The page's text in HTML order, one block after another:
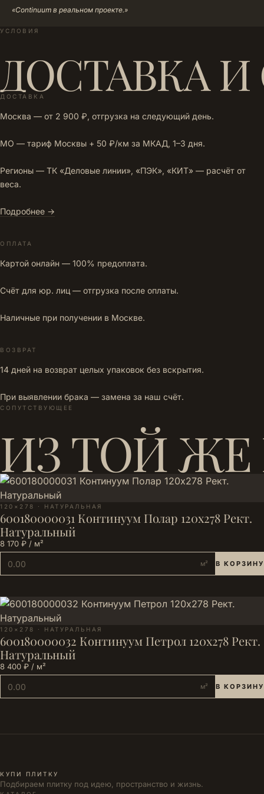
«Continuum в реальном проекте.»
УСЛОВИЯ
ДОСТАВКА
ДОСТАВКА
Москва — от 2 900 ₽, отгрузка на следующий день.
МО — тариф Москвы + 50 ₽/км за МКАД, 1–3 дня.
Регионы — ТК «Деловые линии», «ПЭК», «КИТ» — расчёт от
веса.
Подробнее →
ОПЛАТА
Картой онлайн — 100% предоплата.
Счёт для юр. лиц — отгрузка после оплаты.
Наличные при получении в Москве.
ВОЗВРАТ
14 дней на возврат целых упаковок без вскрытия.
При выявлении брака — замена за наш счёт.
СОПУТСТВУЮЩЕЕ
ИЗ ТОЙ ЖЕ
120×278 · НАТУРАЛЬНАЯ
600180000031 Континуум Полар 120х278 Рект.
Натуральный
8 170 ₽ / м²
м² В КОРЗИНУ
120×278 · НАТУРАЛЬНАЯ
600180000032 Континуум Петрол 120х278 Рект.
Натуральный
8 400 ₽ / м²
м² В КОРЗИНУ
КУПИ ПЛИТКУ
Подбираем плитку под идею, пространство и жизнь.